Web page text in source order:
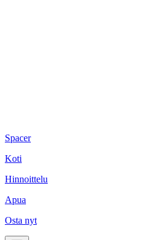
Spacer
Koti
Hinnoittelu
Apua
Osta nyt